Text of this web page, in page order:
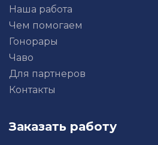
Наша работа
Чем помогаем
Гонорары
Чаво
Для партнеров
Контакты
Заказать работу